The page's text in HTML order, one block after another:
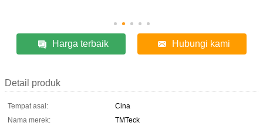
Harga terbaik Hubungi kami
Detail produk
Tempat asal:
Cina
Nama merek:
TMTeck